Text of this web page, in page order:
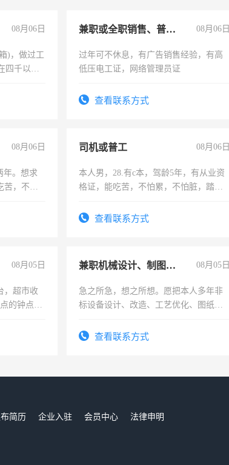
08月06日
)，做过工
四千以
兼职或全职销售、普工、维修 08月06日
过年可不休息，有广告销售经验，有高
低压电工证，网络管理员证
查看联系方式
08月06日
年。想求
苦，不怕
司机或普工 08月06日
本人男，28.有c本，驾龄5年，有从业资
格证，能吃苦，不怕累，不怕脏，踏
查看联系方式
08月05日
，超市收
的钟点
兼职机械设计、制图、设备改造 08月05日
急之所急，想之所想。愿把本人多年非
标设备设计、改造、工艺优化、图纸制
结识有识之士，共享未来。
查看联系方式
简历 企业入驻 会员中心
法律申明